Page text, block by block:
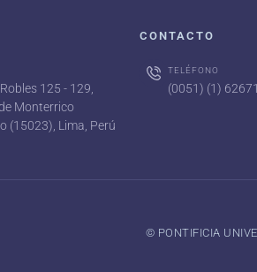
125 - 129,
Monterrico
(15023), Lima, Perú
CONTACTO
TELÉFONO
(0051) (1)
©️ PONTIFICIA